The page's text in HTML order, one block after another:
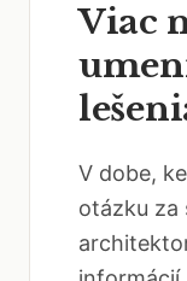
Viac
V dobe,
otázku za